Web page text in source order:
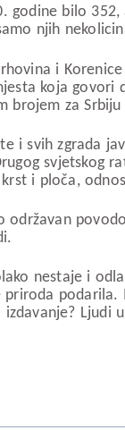
bilo
njih
i
koja
za
i svih zgrada
svjetskog
i ploča,
nestaje i
Ljudi